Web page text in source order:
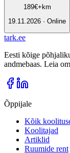
189€+km
19.11.2026 · Online
tark.ee
Eesti kõige
andmebaas. Leia
Õppijale
Kõik
Koolitajad
Artiklid
Ruumide rent